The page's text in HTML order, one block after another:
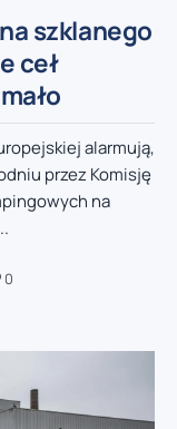
szklanego
ceł
alarmują,
przez Komisję
na
0